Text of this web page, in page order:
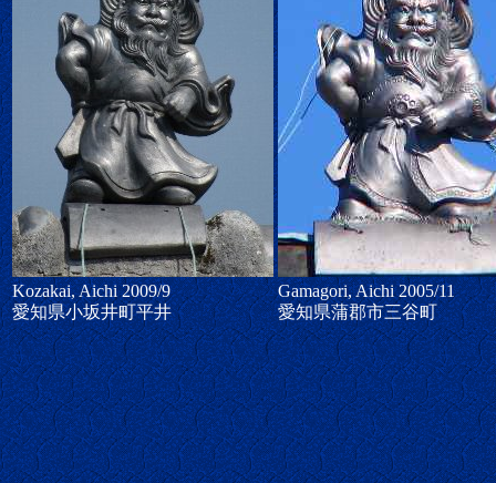
Kozakai, Aichi 2009/9
愛知県小坂井町平井
Gamagori, Aichi 2005/11
愛知県蒲郡市三谷町